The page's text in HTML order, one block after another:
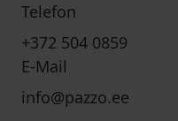
Telefon
+372 504 0859
E-Mail
info@pazzo.ee